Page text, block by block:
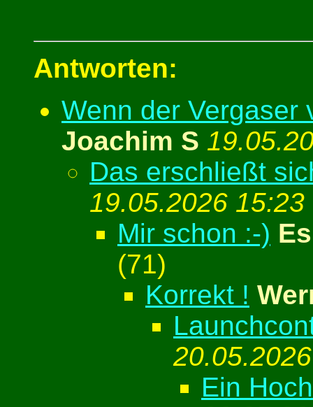
Antworten:
Wenn der Vergaser
Joachim S
Das erschließt
19.05.2026 15:23
Mir schon :-)
(71)
Korrekt !
Ein